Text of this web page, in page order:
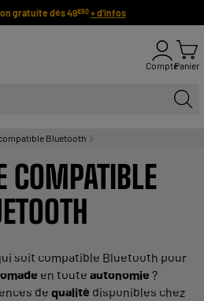
gratuite dès 49€90 + d'infos
ComptePanier
Bluetooth
COMPATIBLE
soit compatible Bluetooth pour
en toute autonomie ?
de qualité disponibles chez